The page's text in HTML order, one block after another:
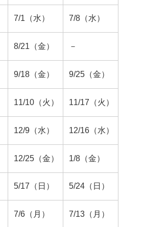
7/1（水） 7/8（水）
8/21（金） －
9/18（金） 9/25（金）
11/10（火） 11/17（火）
12/9（水） 12/16（水）
12/25（金） 1/8（金）
5/17（日） 5/24（日）
7/6（月） 7/13（月）